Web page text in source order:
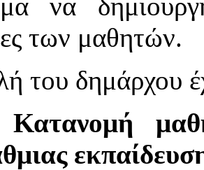
των μαθητών.
του δημάρχου